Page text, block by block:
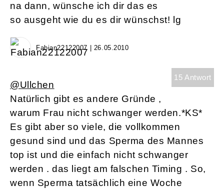
na dann, wünsche ich dir das es
so ausgeht wie du es dir wünschst! lg
Fabian22122007 | 26.05.2010
15 Antwort
@Ullchen
Natürlich gibt es andere Gründe ,
warum Frau nicht schwanger werden.*KS*
Es gibt aber so viele, die vollkommen
gesund sind und das Sperma des Mannes
top ist und die einfach nicht schwanger
werden . das liegt am falschen Timing . So,
wenn Sperma tatsächlich eine Woche